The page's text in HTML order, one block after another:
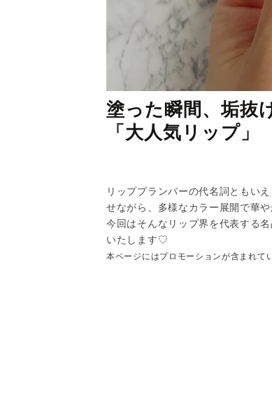
塗った瞬間、垢
「大人気リップ」
リッププランパーの代名詞ともい
せながら、多様なカラー展開で華
今回はそんなリップ界を代表する
いたします♡
本ページにはプロモーションが含まれて